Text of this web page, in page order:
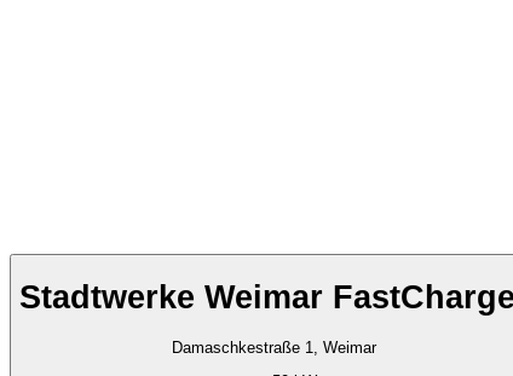
Stadtwerke Weimar
Damaschkestraße 1, Weimar